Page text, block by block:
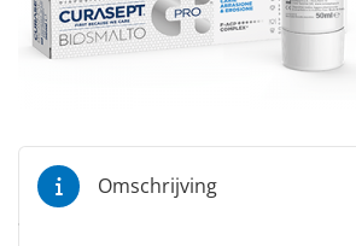
Omschrijving